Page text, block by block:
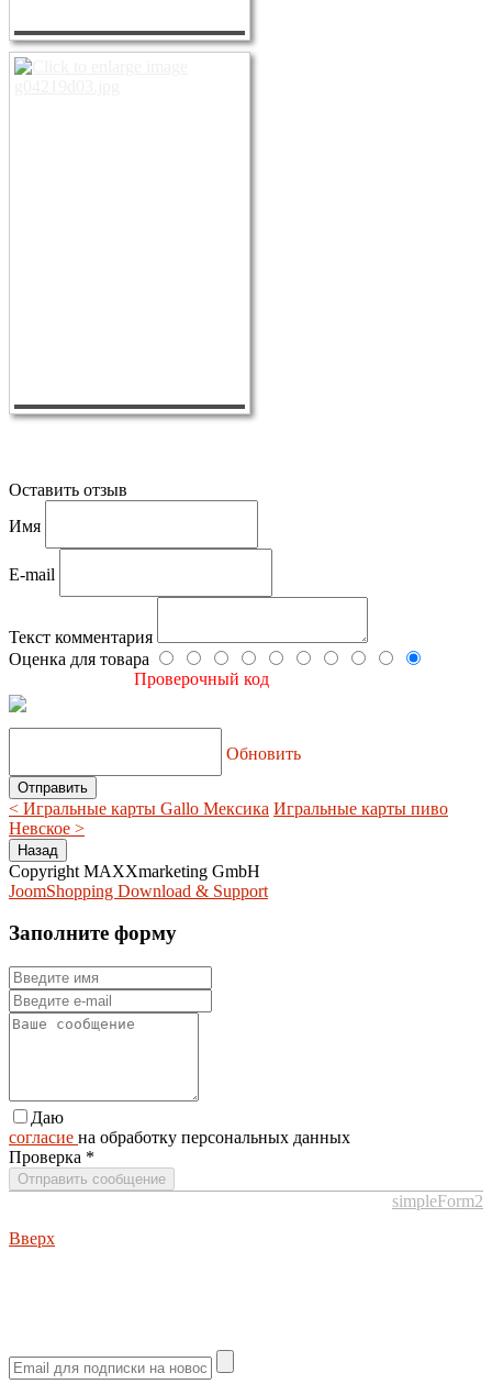
Оставить отзыв
Имя
E-mail
Текст комментария
Оценка для товара
Проверочный код
Обновить
< Игральные карты Gallo Мексика Игральные карты пиво
Невское >
Copyright MAXXmarketing GmbH
JoomShopping Download & Support
Заполните форму
Даю
согласие на обработку персональных данных
Проверка *
Отправить сообщение
simpleForm2
Вверх